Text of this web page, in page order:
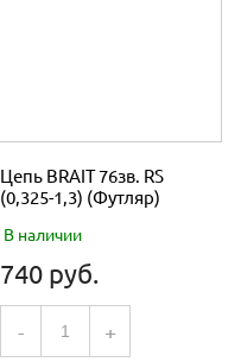
Цепь BRAIT 76зв. RS
(0,325-1,3) (Футляр)
В наличии
740 руб.
- +